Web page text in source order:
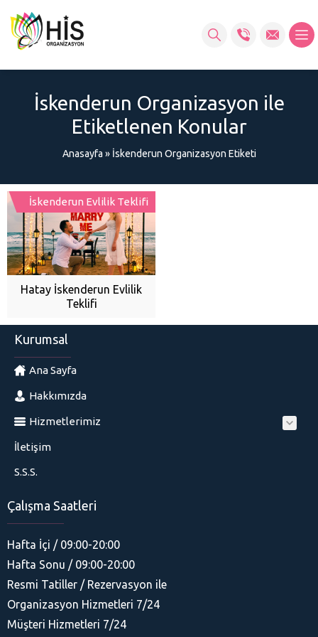
İskenderun Organizasyon ile
Etiketlenen Konular
Anasayfa » İskenderun Organizasyon Etiketi
İskenderun Evlilik Teklifi
Hatay İskenderun Evlilik
Teklifi
Kurumsal
Ana Sayfa
Hakkımızda
Hizmetlerimiz
İletişim
S.S.S.
Çalışma Saatleri
Hafta İçi / 09:00-20:00
Hafta Sonu / 09:00-20:00
Resmi Tatiller / Rezervasyon ile
Organizasyon Hizmetleri 7/24
Müşteri Hizmetleri 7/24
His Organizasyon